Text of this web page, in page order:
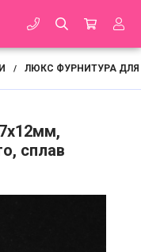
/ ЛЮКС ФУРНИТУРА
сплав